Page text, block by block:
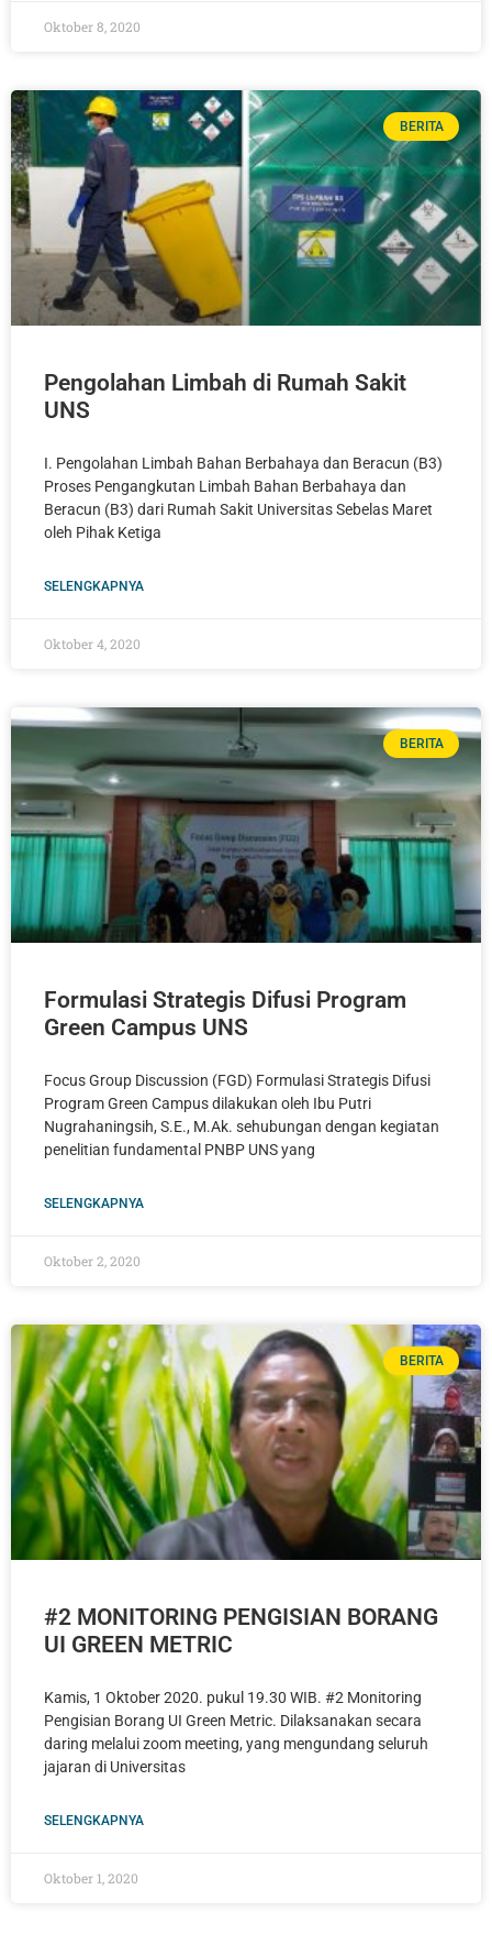
Oktober 8, 2020
BERITA
Pengolahan Limbah di Rumah Sakit
UNS
I. Pengolahan Limbah Bahan Berbahaya dan Beracun (B3)
Proses Pengangkutan Limbah Bahan Berbahaya dan
Beracun (B3) dari Rumah Sakit Universitas Sebelas Maret
oleh Pihak Ketiga
SELENGKAPNYA
Oktober 4, 2020
BERITA
Formulasi Strategis Difusi Program
Green Campus UNS
Focus Group Discussion (FGD) Formulasi Strategis Difusi
Program Green Campus dilakukan oleh Ibu Putri
Nugrahaningsih, S.E., M.Ak. sehubungan dengan kegiatan
penelitian fundamental PNBP UNS yang
SELENGKAPNYA
Oktober 2, 2020
BERITA
#2 MONITORING PENGISIAN BORANG
UI GREEN METRIC
Kamis, 1 Oktober 2020. pukul 19.30 WIB. #2 Monitoring
Pengisian Borang UI Green Metric. Dilaksanakan secara
daring melalui zoom meeting, yang mengundang seluruh
jajaran di Universitas
SELENGKAPNYA
Oktober 1, 2020